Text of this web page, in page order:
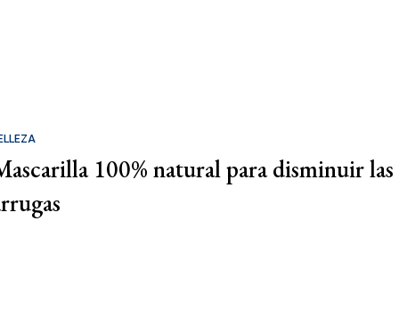
100% natural para disminuir las